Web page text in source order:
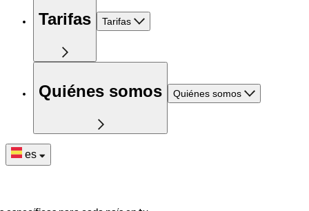
Tarifas Tarifas
Quiénes somos Quiénes somos
es